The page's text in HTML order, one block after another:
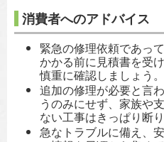
消費者へのアドバイス
緊急の修理依頼であっ
かかる前に見積書を受
慎重に確認しましょう。
追加の修理が必要と言
うのみにせず、家族や
ない工事はきっぱり断り
急なトラブルに備え、